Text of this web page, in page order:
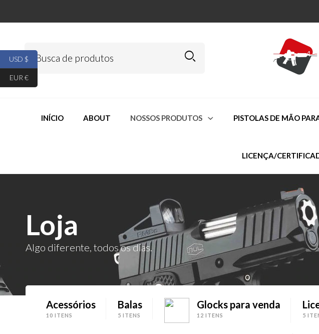
INÍCIO ABOUT NOSSOS PRODUTOS PISTOLAS DE MÃO
LICENÇA/
Loja
Algo diferente, todos os dias.
Acessórios
10 ITENS
Balas
5 ITENS
Glocks para venda
12 ITENS 5
USD $
EUR €